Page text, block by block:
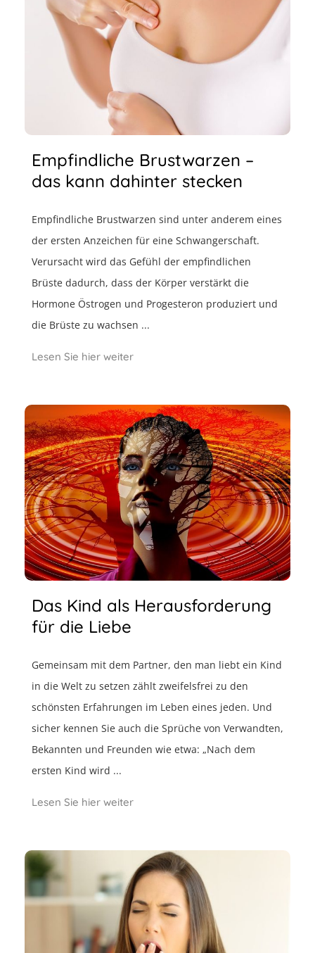
Empfindliche Brustwarzen –
das kann dahinter stecken
Empfindliche Brustwarzen sind unter anderem eines
der ersten Anzeichen für eine Schwangerschaft.
Verursacht wird das Gefühl der empfindlichen
Brüste dadurch, dass der Körper verstärkt die
Hormone Östrogen und Progesteron produziert und
die Brüste zu wachsen ...
Lesen Sie hier weiter
Das Kind als Herausforderung
für die Liebe
Gemeinsam mit dem Partner, den man liebt ein Kind
in die Welt zu setzen zählt zweifelsfrei zu den
schönsten Erfahrungen im Leben eines jeden. Und
sicher kennen Sie auch die Sprüche von Verwandten,
Bekannten und Freunden wie etwa: „Nach dem
ersten Kind wird ...
Lesen Sie hier weiter